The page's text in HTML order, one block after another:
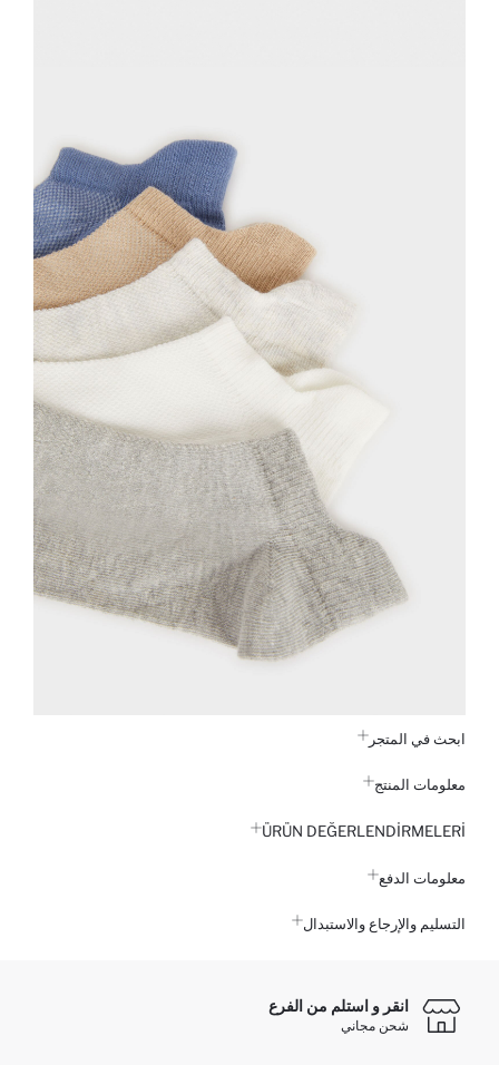
ابحث في المتجر
معلومات المنتج
ÜRÜN DEĞERLENDİRMELERİ
معلومات الدفع
التسليم والإرجاع والاستبدال
انقر و استلم من الفرع
شحن مجاني